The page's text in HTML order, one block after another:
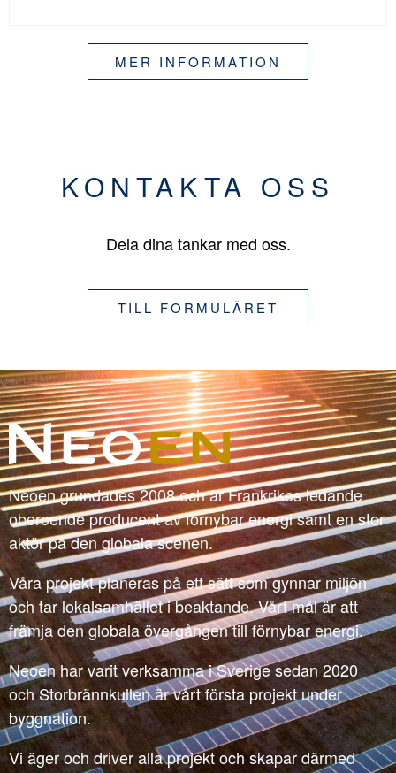
MER INFORMATION
KONTAKTA OSS
Dela dina tankar med oss.
TILL FORMULÄRET
Neoen grundades 2008 och är Frankrikes ledande
oberoende producent av förnybar energi samt en stor
aktör på den globala scenen.
Våra projekt planeras på ett sätt som gynnar miljön
och tar lokalsamhället i beaktande. Vårt mål är att
främja den globala övergången till förnybar energi.
Neoen har varit verksamma i Sverige sedan 2020
och Storbrännkullen är vårt första projekt under
byggnation.
Vi äger och driver alla projekt och skapar därmed